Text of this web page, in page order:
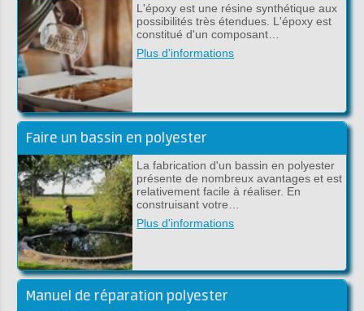
L'époxy est une résine synthétique aux
possibilités très étendues. L'époxy est
constitué d'un composant…
Plus d'informations
Faire un bassin en polyester
La fabrication d'un bassin en polyester
présente de nombreux avantages et est
relativement facile à réaliser. En
construisant votre…
Plus d'informations
Manuel de réparation polyester